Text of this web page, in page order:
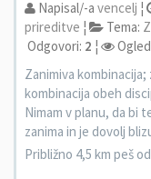
Napisal/-a vencelj ¦
prireditve ¦ Tema:
Odgovori: 2 ¦
Zanimiva
kombinacija obeh
Nimam v planu, da bi
zanima in je dovolj
Približno 4,5 km peš